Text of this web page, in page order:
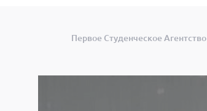
Первое Студенческое Агентство